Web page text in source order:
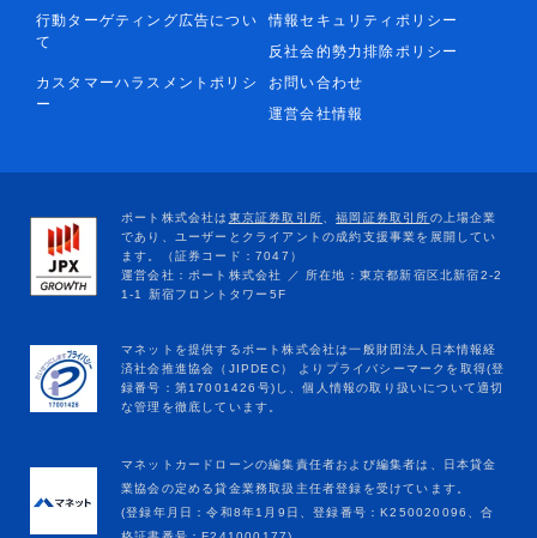
行動ターゲティング広告につい
て
情報セキュリティポリシー
反社会的勢力排除ポリシー
カスタマーハラスメントポリシ
ー
お問い合わせ
運営会社情報
マネットカードローンの編集責任者および編集者は、日本貸金
業協会の定める貸金業務取扱主任者登録を受けています。
(登録年月日：令和8年1月9日、登録番号：K250020096、合